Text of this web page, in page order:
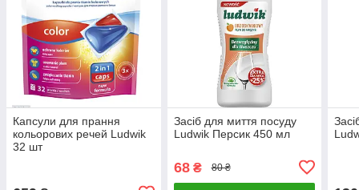
Капсули для прання
кольорових речей Ludwik
32 шт
Засіб для миття посуду
Ludwik Персик 450 мл
68₴ 80 ₴